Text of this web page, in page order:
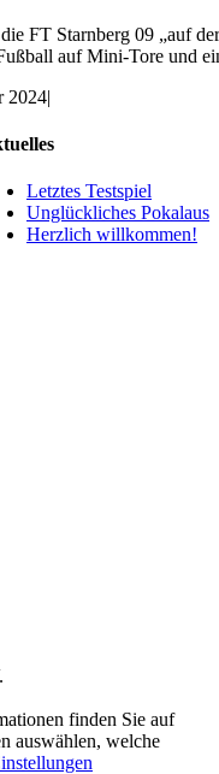
FT Starnberg 09 „auf
auf Mini-Tore und
2024|
Letztes Testspiel
Unglückliches Pokalaus
Herzlich willkommen!
finden Sie auf
auswählen, welche